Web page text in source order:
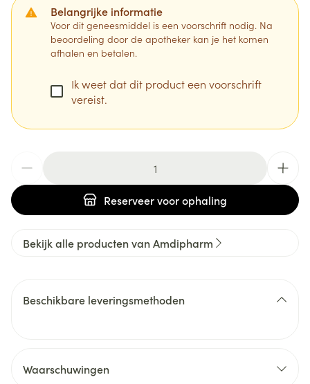
Belangrijke informatie
Voor dit geneesmiddel is een voorschrift nodig. Na
beoordeling door de apotheker kan je het komen
afhalen en betalen.
Ik weet dat dit product een voorschrift
vereist.
Reserveervoor ophaling
Bekijk alle producten van Amdipharm
Beschikbare leveringsmethoden
Waarschuwingen